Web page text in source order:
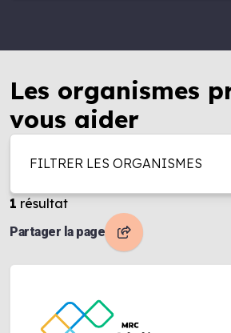
Les organismes
vous aider
FILTRER LES ORGANISMES
1 résultat
Partager la page